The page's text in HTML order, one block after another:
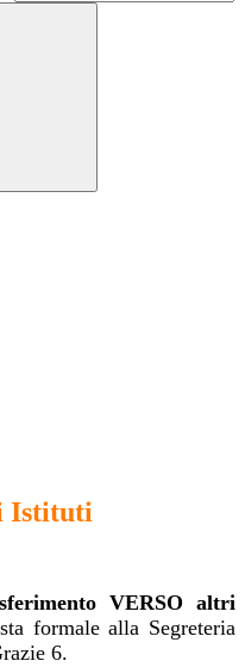
Istituti
VERSO altri
formale alla Segreteria
6.